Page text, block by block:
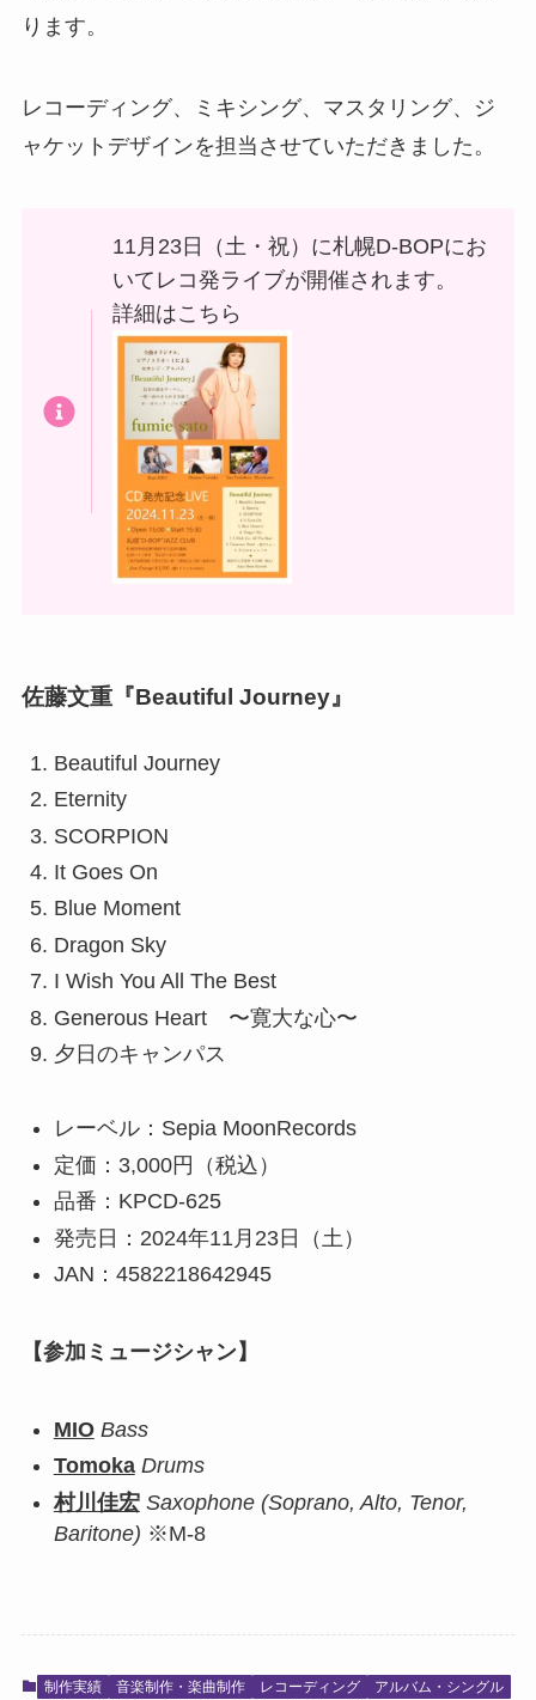
ります。
レコーディング、ミキシング、マスタリング、ジ
ャケットデザインを担当させていただきました。
11月23日（土・祝）に札幌D-BOPにお
いてレコ発ライブが開催されます。
詳細はこちら
佐藤文重『Beautiful Journey』
Beautiful Journey
Eternity
SCORPION
It Goes On
Blue Moment
Dragon Sky
I Wish You All The Best
Generous Heart 〜寛大な心〜
夕日のキャンパス
レーベル：Sepia MoonRecords
定価：3,000円（税込）
品番：KPCD-625
発売日：2024年11月23日（土）
JAN：4582218642945
【参加ミュージシャン】
MIO Bass
Tomoka Drums
村川佳宏 Saxophone (Soprano, Alto, Tenor,
Baritone) ※M-8
制作実績 音楽制作・楽曲制作 レコーディング
アルバム・シングル